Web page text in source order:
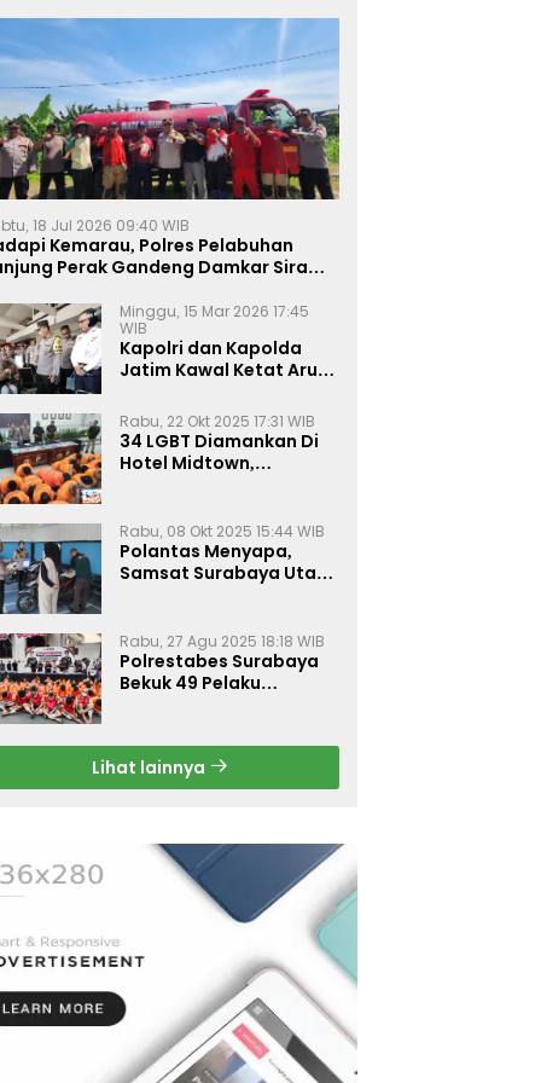
18 Jul 2026 09:40 WIB
Kemarau, Polres Pelabuhan
Perak Gandeng Damkar Siram
Minggu, 15 Mar 2026 17:45
WIB
Kapolri dan Kapolda
Jatim Kawal Ketat Arus
Rabu, 22 Okt 2025 17:31 WIB
34 LGBT Diamankan Di
Hotel Midtown,
Rabu, 08 Okt 2025 15:44 WIB
Polantas Menyapa,
Samsat Surabaya Utara
Rabu, 27 Agu 2025 18:18 WIB
Polrestabes Surabaya
Bekuk 49 Pelaku
Gratis
Lihat lainnya